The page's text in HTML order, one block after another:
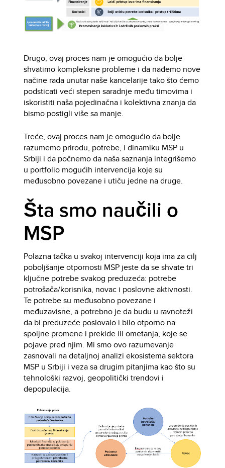
Drugo, ovaj proces nam je omogućio da bolje
shvatimo kompleksne probleme i da nađemo nove
načine rada unutar naše kancelarije tako što ćemo
podsticati veći stepen saradnje među timovima i
iskoristiti naša pojedinačna i kolektivna znanja da
bismo postigli više sa manje.
Treće, ovaj proces nam je omogućio da bolje
razumemo prirodu, potrebe, i dinamiku MSP u
Srbiji i da počnemo da naša saznanja integrišemo
u portfolio mogućih intervencija koje su
međusobno povezane i utiču jedne na druge.
Šta smo naučili o
MSP
Polazna tačka u svakoj intervenciji koja ima za cilj
poboljšanje otpornosti MSP jeste da se shvate tri
ključne potrebe svakog preduzeća: potrebe
potrošača/korisnika, novac i poslovne aktivnosti.
Te potrebe su međusobno povezane i
međuzavisne, a potrebno je da budu u ravnoteži
da bi preduzeće poslovalo i bilo otporno na
spoljne promene i prekide ili ometanja, koje se
pojave pred njim. Mi smo ovo razumevanje
zasnovali na detaljnoj analizi ekosistema sektora
MSP u Srbiji i veza sa drugim pitanjima kao što su
tehnološki razvoj, geopolitički trendovi i
depopulacija.